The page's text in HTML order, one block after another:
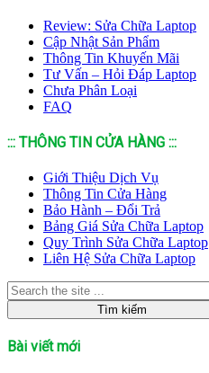
Review: Sửa Chữa Laptop
Cập Nhật Sản Phẩm
Thông Tin Khuyến Mãi
Tư Vấn – Hỏi Đáp Laptop
Chưa Phân Loại
FAQ
::: THÔNG TIN CỬA HÀNG :::
Giới Thiệu Dịch Vụ
Thông Tin Cửa Hàng
Bảo Hành – Đổi Trả
Bảng Giá Sửa Chữa Laptop
Quy Trình Sửa Chữa Laptop
Liên Hệ Sửa Chữa Laptop
Bài viết mới